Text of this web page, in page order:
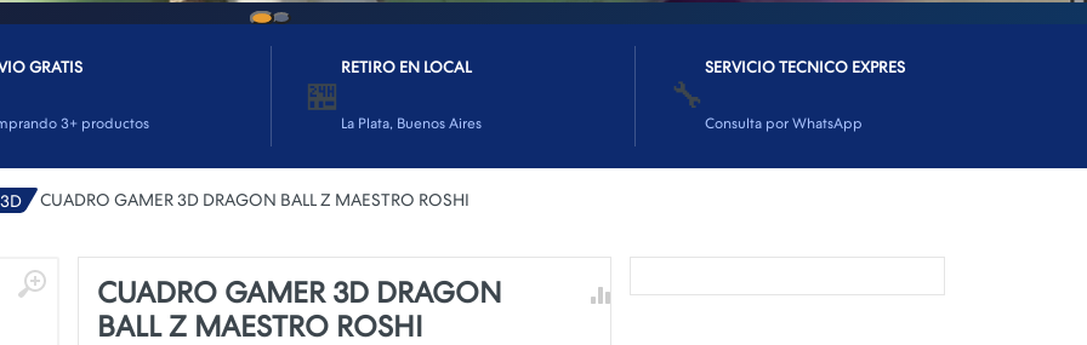
GRATIS
3+ productos
🏪
RETIRO EN LOCAL
La Plata, Buenos Aires
🔧
SERVICIO TECNICO EXPRES
Consulta por WhatsApp
CUADRO GAMER 3D DRAGON BALL Z MAESTRO ROSHI
CUADRO GAMER 3D DRAGON
BALL Z MAESTRO ROSHI